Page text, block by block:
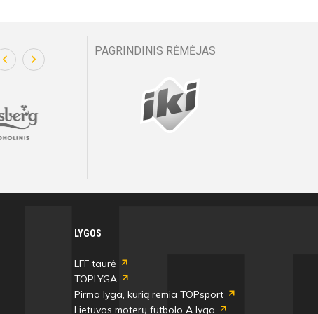
PAGRINDINIS RĖMĖJAS
LYGOS
LFF taurė
TOPLYGA
Pirma lyga, kurią remia TOPsport
Lietuvos moterų futbolo A lyga